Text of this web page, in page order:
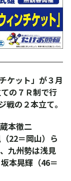
ケット」が３月
の７Ｒ制で行
の２本立て。
本徹二
22＝岡山）ら
九州勢は浅見
本晃輝（46＝